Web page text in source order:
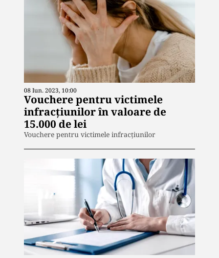
08 Iun. 2023, 10:00
Vouchere pentru victimele
infracțiunilor în valoare de
15.000 de lei
Vouchere pentru victimele infracțiunilor